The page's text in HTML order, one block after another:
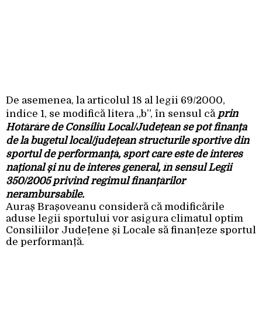
De asemenea, la articolul 18 al legii 69/2000,
indice 1, se modifică litera „b”, în sensul că prin
Hotărâre de Consiliu Local/Județean se pot finanța
de la bugetul local/județean structurile sportive din
sportul de performanță, sport care este de interes
național și nu de interes general, în sensul Legii
350/2005 privind regimul finanțărilor
nerambursabile.
Auraș Brașoveanu consideră că modificările
aduse legii sportului vor asigura climatul optim
Consiliilor Județene și Locale să finanțeze sportul
de performanță.